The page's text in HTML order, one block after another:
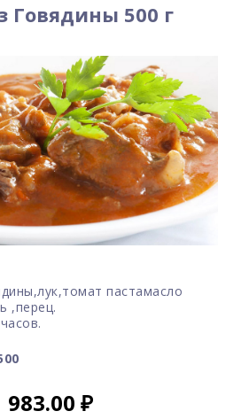
Говядины 500 г
пастамасло
,перец.
983.00 ₽